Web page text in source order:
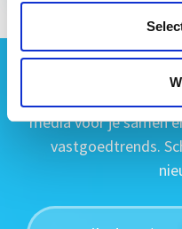
media voor je samen
vastgoedtrends.